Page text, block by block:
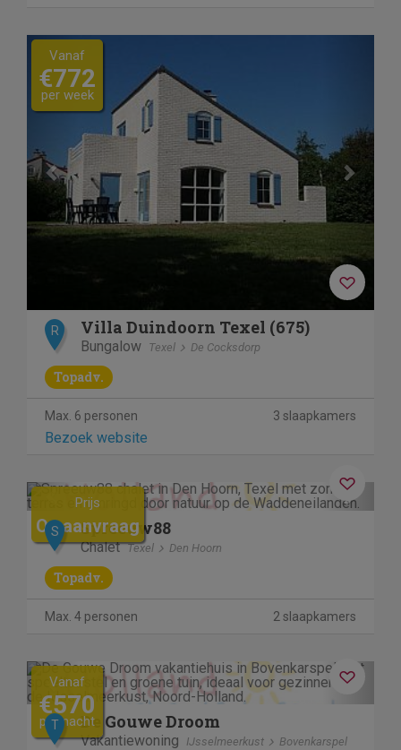
Previous
Vanaf
€772
per week
R Villa Duindoorn Texel (675)
Bungalow Texel De Cocksdorp
Topadv.
Max. 6 personen 3 slaapkamers
Bezoek website
Previous Next
Prijs
Op aanvraag
S Spreeuw88
Chalet Texel Den Hoorn
Topadv.
Max. 4 personen 2 slaapkamers
Previous Next
Vanaf
€570
per nacht
T De Gouwe Droom
Vakantiewoning IJsselmeerkust Bovenkarspel